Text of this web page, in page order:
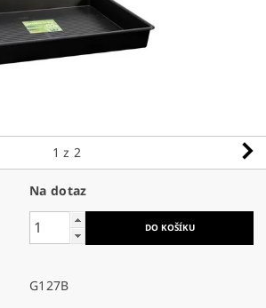
1 z 2
Na dotaz
G127B